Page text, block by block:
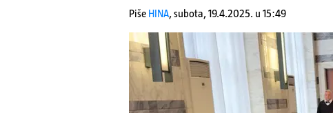
Piše HINA,subota, 19.4.2025. u 15:49